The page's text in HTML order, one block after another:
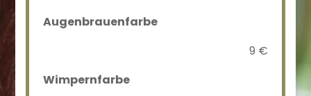
Augenbrauenfarbe
9 €
Wimpernfarbe